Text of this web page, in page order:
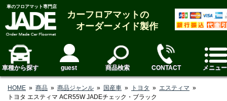
車のフロアマット専門店
カーフロアマットの
オーダーメイド製作
車種から探す guest 商品検索 CONTACT メニュー
HOME » 商品 » 商品ジャンル » 国産車 » トヨタ » エスティマ »
トヨタ エスティマ ACR55W JADEチェック・ブラック